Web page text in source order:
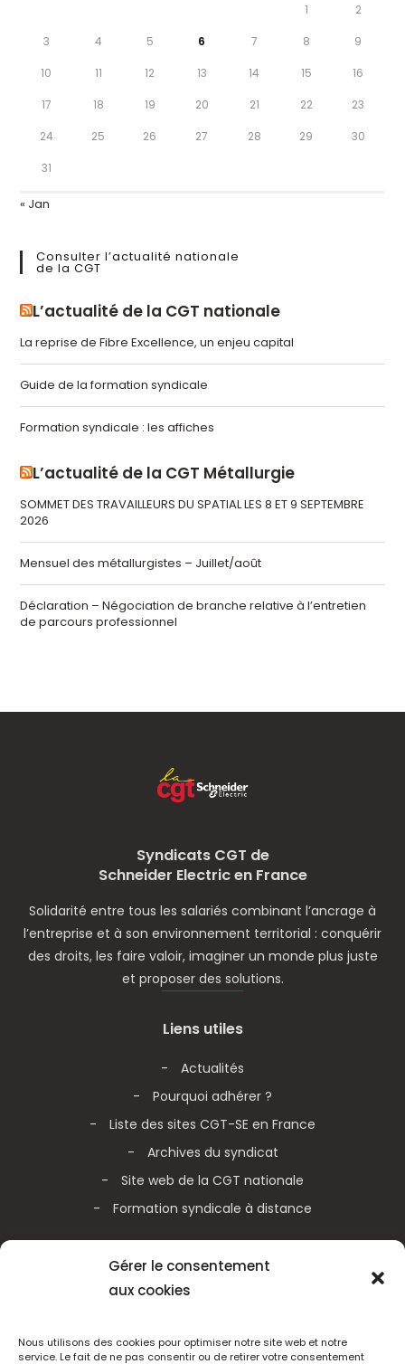
Gérer le consentement
aux cookies
Nous utilisons des cookies pour optimiser notre site web et notre
service. Le fait de ne pas consentir ou de retirer votre consentement
1 2
3 4 5 6 7 8 9
10 11 12 13 14 15 16
17 18 19 20 21 22 23
24 25 26 27 28 29 30
31
« Jan
Consulter l’actualité nationale
de la CGT
L’actualité de la CGT nationale
La reprise de Fibre Excellence, un enjeu capital
Guide de la formation syndicale
Formation syndicale : les affiches
L’actualité de la CGT Métallurgie
SOMMET DES TRAVAILLEURS DU SPATIAL LES 8 ET 9 SEPTEMBRE
2026
Mensuel des métallurgistes – Juillet/août
Déclaration – Négociation de branche relative à l’entretien
de parcours professionnel
Syndicats CGT de
Schneider Electric en France
Solidarité entre tous les salariés combinant l’ancrage à
l’entreprise et à son environnement territorial : conquérir
des droits, les faire valoir, imaginer un monde plus juste
et proposer des solutions.
Liens utiles
Actualités
Pourquoi adhérer ?
Liste des sites CGT-SE en France
Archives du syndicat
Site web de la CGT nationale
Formation syndicale à distance
Galerie vidéos
Actualités de la CGT nationale
Actualités de la CGT Métallurgie